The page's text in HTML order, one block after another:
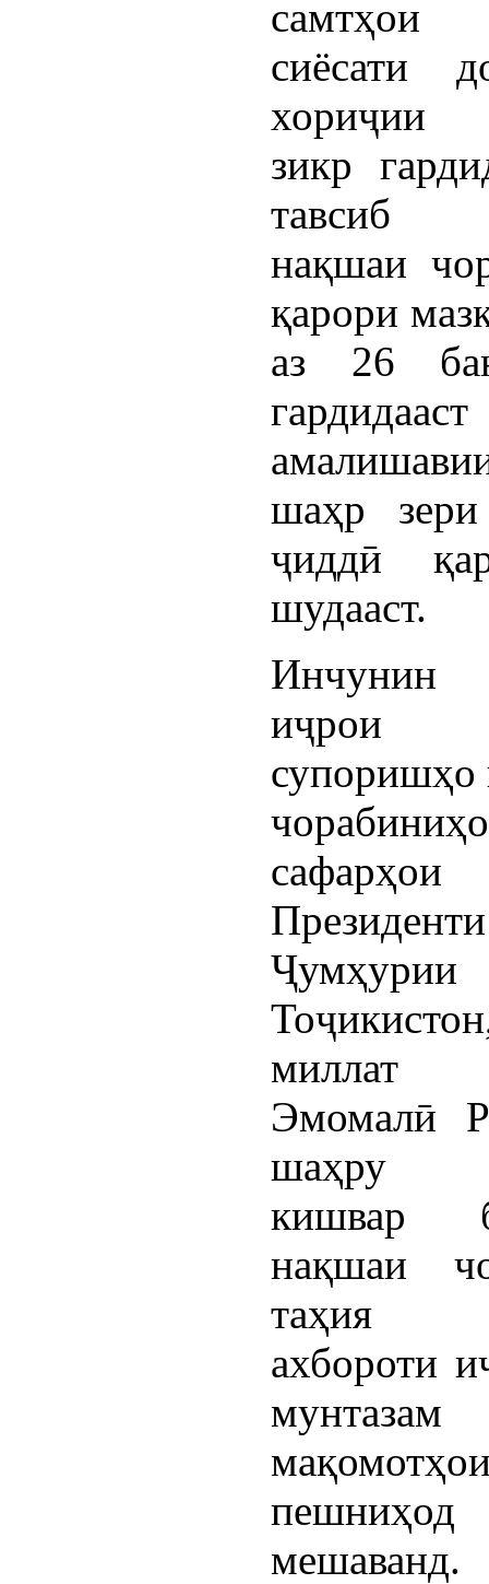
сиёсати
хориҷии
зикр
тавсиб
нақшаи
қарори
аз 26
шаҳр зери
ҷиддӣ
шудааст.
иҷрои
супоришҳо
Президенти
Ҷумҳурии
миллат
Эмомалӣ
шаҳру
кишвар
нақшаи
таҳия
ахбороти
мешаванд.